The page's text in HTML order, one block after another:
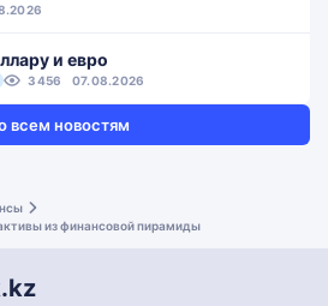
и евро
3456 07.08.2026
всем новостям
из финансовой пирамиды